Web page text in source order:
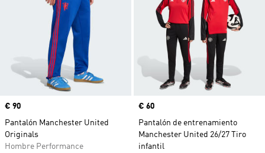
Precio
€ 90
Pantalón Manchester United
Originals
Hombre Performance
Precio
€ 60
Pantalón de entrenamiento
Manchester United 26/27 Tiro
infantil